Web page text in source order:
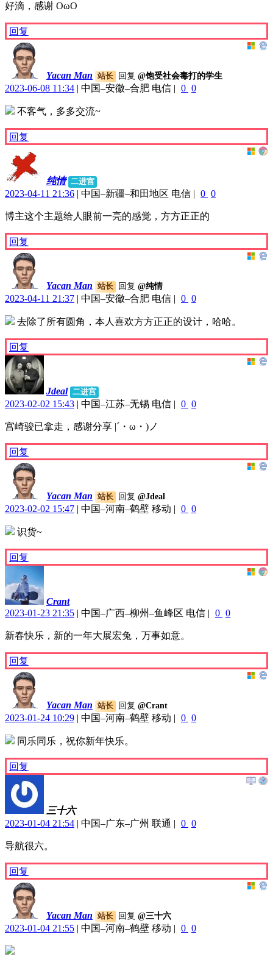
好滴，感谢 OωO
回复
Yacan Man 站长 回复 @饱受社会毒打的学生
2023-06-08 11:34 中国–安徽–合肥 电信 0 0
不客气，多多交流~
回复
纯情 二进宫
2023-04-11 21:36 中国–新疆–和田地区 电信 0 0
博主这个主题给人眼前一亮的感觉，方方正正的
回复
Yacan Man 站长 回复 @纯情
2023-04-11 21:37 中国–安徽–合肥 电信 0 0
去除了所有圆角，本人喜欢方方正正的设计，哈哈。
回复
Jdeal 二进宫
2023-02-02 15:43 中国–江苏–无锡 电信 0 0
宫崎骏已拿走，感谢分享 |´・ω・)ノ
回复
Yacan Man 站长 回复 @Jdeal
2023-02-02 15:47 中国–河南–鹤壁 移动 0 0
识货~
回复
Crant
2023-01-23 21:35
中国–广西–柳州–鱼峰区 电信 0 0
新春快乐，新的一年大展宏兔，万事如意。
回复
Yacan Man 站长 回复 @Crant
2023-01-24 10:29 中国–河南–鹤壁 移动 0 0
同乐同乐，祝你新年快乐。
回复
三十六
2023-01-04 21:54
中国–广东–广州 联通 0 0
导航很六。
回复
Yacan Man 站长 回复 @三十六
2023-01-04 21:55 中国–河南–鹤壁 移动 0 0